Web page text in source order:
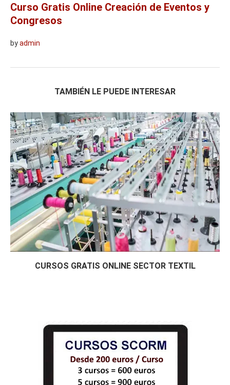
Curso Gratis Online Creación de Eventos y
Congresos
byadmin
TAMBIÉN LE PUEDE INTERESAR
CURSOS GRATIS ONLINE SECTOR TEXTIL